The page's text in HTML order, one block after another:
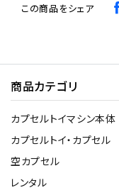
この商品をシェア
商品カテゴリ
カプセルトイマシン本体
カプセルトイ・カプセル
空カプセル
レンタル